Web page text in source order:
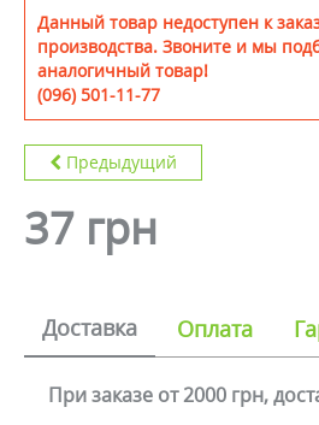
Данный товар недоступен к
производства. Звоните и мы
аналогичный товар!
(096) 501-11-77
Предыдущий
37 грн
Доставка Оплата
При заказе от 2000 грн,